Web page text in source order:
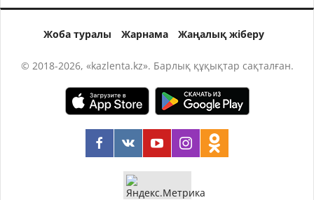
Жоба туралы Жарнама Жаңалық жіберу
© 2018-2026, «kazlenta.kz». Барлық құқықтар сақталған.